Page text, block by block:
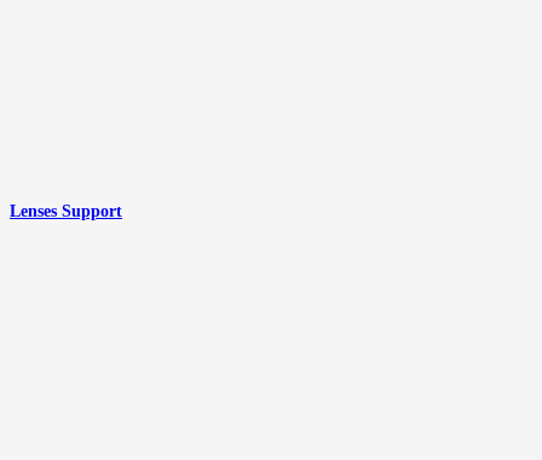
Lenses Support